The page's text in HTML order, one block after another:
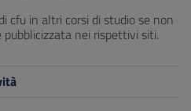
cfu in altri corsi di studio se non
nei rispettivi siti.